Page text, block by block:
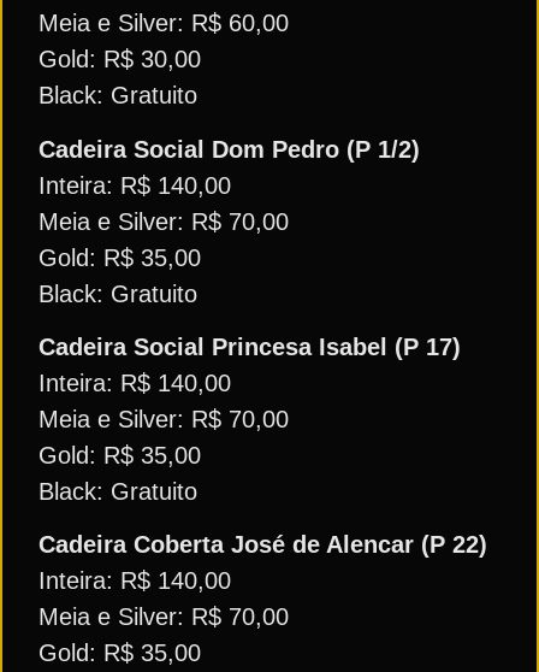
Meia e Silver: R$ 60,00
Gold: R$ 30,00
Black: Gratuito
Cadeira Social Dom Pedro (P 1/2)
Inteira: R$ 140,00
Meia e Silver: R$ 70,00
Gold: R$ 35,00
Black: Gratuito
Cadeira Social Princesa Isabel (P 17)
Inteira: R$ 140,00
Meia e Silver: R$ 70,00
Gold: R$ 35,00
Black: Gratuito
Cadeira Coberta José de Alencar (P 22)
Inteira: R$ 140,00
Meia e Silver: R$ 70,00
Gold: R$ 35,00